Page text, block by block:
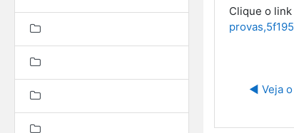
Clique o link
◀︎ Veja